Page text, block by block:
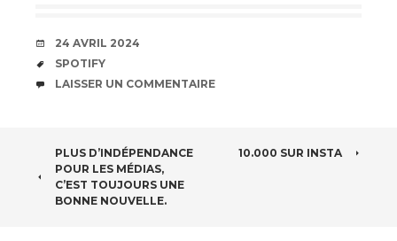
DATE
24 AVRIL 2024
ÉTIQUETTES
SPOTIFY
COMMENTAIRES
LAISSER UN COMMENTAIRE
NAVIGATION
DES
PLUS D’INDÉPENDANCE
POUR LES MÉDIAS,
C’EST TOUJOURS UNE
BONNE NOUVELLE.
10.000 SUR INSTA